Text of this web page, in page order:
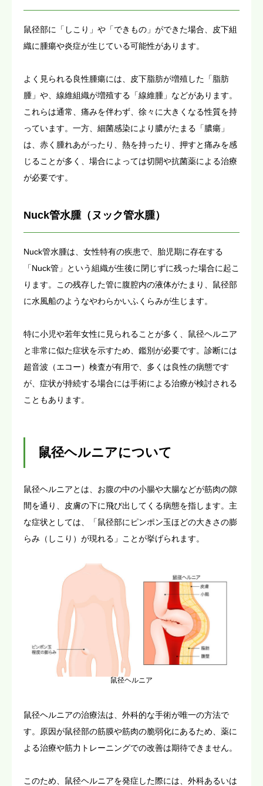
鼠径部に「しこり」や「できもの」ができた場合、皮下組
織に腫瘍や炎症が生じている可能性があります。
よく見られる良性腫瘍には、皮下脂肪が増殖した「脂肪
腫」や、線維組織が増殖する「線維腫」などがあります。
これらは通常、痛みを伴わず、徐々に大きくなる性質を持
っています。一方、細菌感染により膿がたまる「膿瘍」
は、赤く腫れあがったり、熱を持ったり、押すと痛みを感
じることが多く、場合によっては切開や抗菌薬による治療
が必要です。
Nuck管水腫（ヌック管水腫）
Nuck管水腫は、女性特有の疾患で、胎児期に存在する
「Nuck管」という組織が生後に閉じずに残った場合に起こ
ります。この残存した管に腹腔内の液体がたまり、鼠径部
に水風船のようなやわらかいふくらみが生じます。
特に小児や若年女性に見られることが多く、鼠径ヘルニア
と非常に似た症状を示すため、鑑別が必要です。診断には
超音波（エコー）検査が有用で、多くは良性の病態です
が、症状が持続する場合には手術による治療が検討される
こともあります。
鼠径ヘルニアについて
鼠径ヘルニアとは、お腹の中の小腸や大腸などが筋肉の隙
間を通り、皮膚の下に飛び出してくる病態を指します。主
な症状としては、「鼠径部にピンポン玉ほどの大きさの膨
らみ（しこり）が現れる」ことが挙げられます。
鼠径ヘルニア
鼠径ヘルニアの治療法は、外科的な手術が唯一の方法で
す。原因が鼠径部の筋膜や筋肉の脆弱化にあるため、薬に
よる治療や筋力トレーニングでの改善は期待できません。
このため、鼠径ヘルニアを発症した際には、外科あるいは